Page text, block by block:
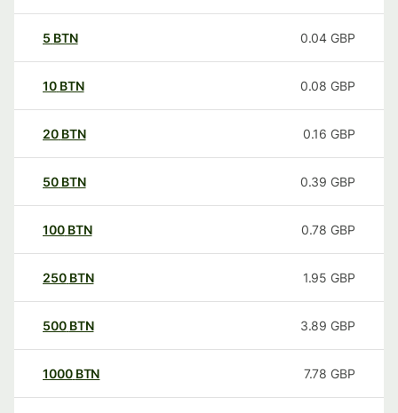
5 BTN 0.04 GBP
10 BTN 0.08 GBP
20 BTN 0.16 GBP
50 BTN 0.39 GBP
100 BTN 0.78 GBP
250 BTN 1.95 GBP
500 BTN 3.89 GBP
1000 BTN 7.78 GBP